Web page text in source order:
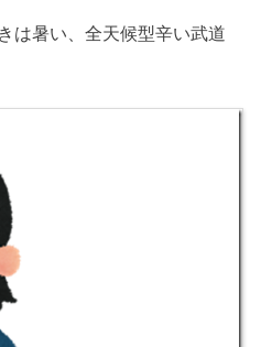
は暑い、全天候型辛い武道